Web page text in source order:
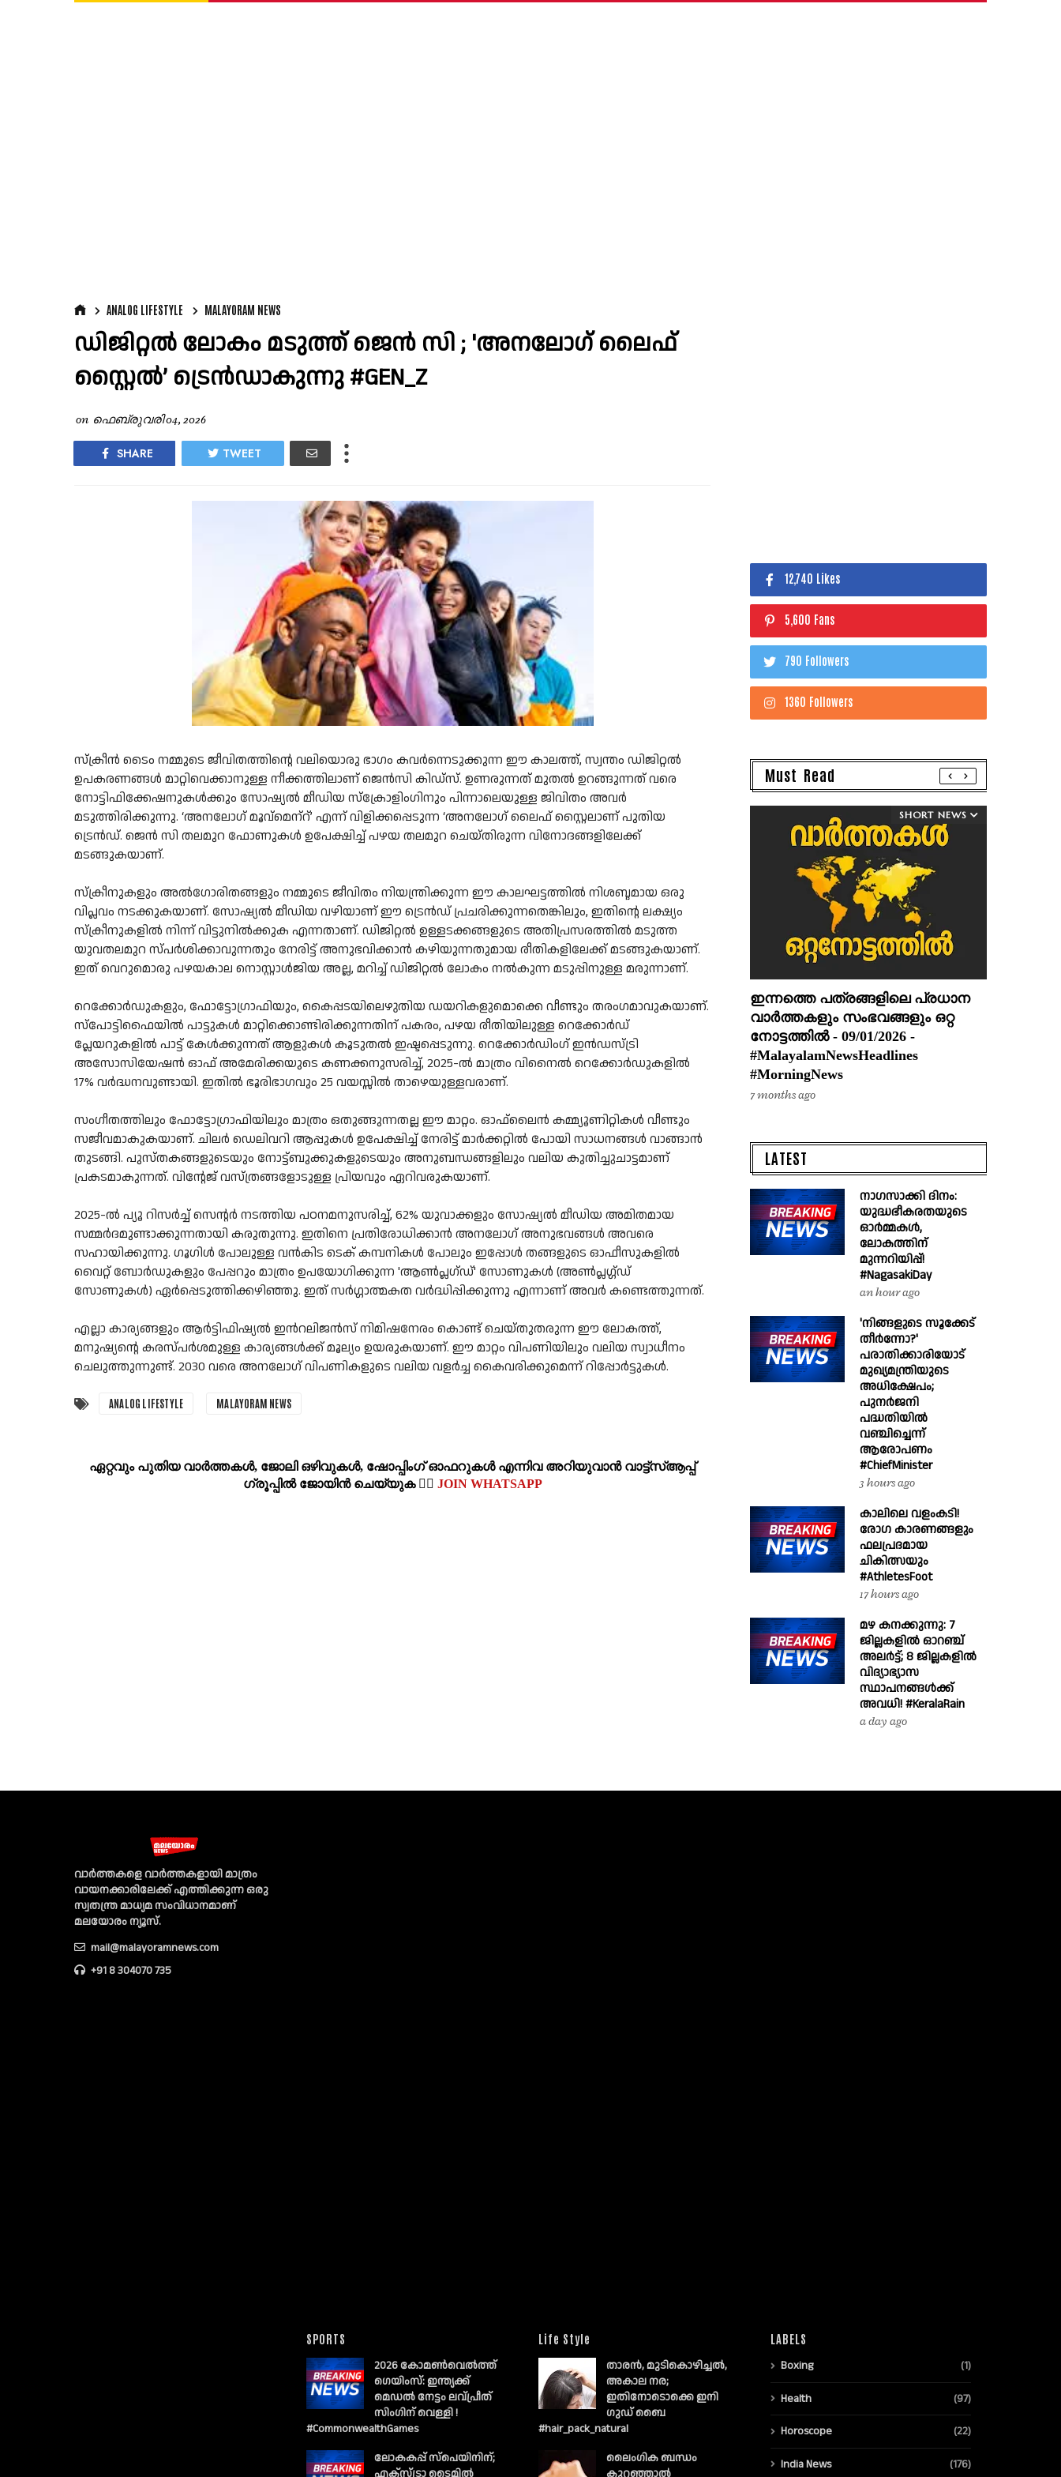
ANALOG LIFESTYLE MALAYORAM NEWS
ഡിജിറ്റൽ ലോകം മടുത്ത് ജെൻ സി ; 'അനലോഗ് ലൈഫ്
സ്റ്റൈല്‍’ ട്രെന്‍ഡാകുന്നു #GEN_Z
on ഫെബ്രുവരി 04, 2026
SHARE TWEET
സ്‌ക്രീൻ ടൈം നമ്മുടെ ജീവിതത്തിൻ്റെ വലിയൊരു ഭാഗം കവർന്നെടുക്കുന്ന ഈ കാലത്ത്, സ്വന്തം ഡിജിറ്റൽ
ഉപകരണങ്ങൾ മാറ്റിവെക്കാനുള്ള നീക്കത്തിലാണ് ജെൻസി കിഡ്‌സ്. ഉണരുന്നത് മുതൽ ഉറങ്ങുന്നത് വരെ
നോട്ടിഫിക്കേഷനുകൾക്കും സോഷ്യൽ മീഡിയ സ്ക്രോളിംഗിനും പിന്നാലെയുള്ള ജിവിതം അവർ
മടുത്തിരിക്കുന്നു. ‘അനലോഗ് മൂവ്‌മെന്‌റ്’ എന്ന് വിളിക്കപ്പെടുന്ന ‘അനലോഗ് ലൈഫ് സ്റ്റൈലാണ് പുതിയ
ട്രെൻഡ്. ജെൻ സി തലമുറ ഫോണുകൾ ഉപേക്ഷിച്ച് പഴയ തലമുറ ചെയ്തിരുന്ന വിനോദങ്ങളിലേക്ക്
മടങ്ങുകയാണ്.
സ്ക്രീനുകളും അൽഗോരിതങ്ങളും നമ്മുടെ ജീവിതം നിയന്ത്രിക്കുന്ന ഈ കാലഘട്ടത്തിൽ നിശബ്ദമായ ഒരു
വിപ്ലവം നടക്കുകയാണ്. സോഷ്യൽ മീഡിയ വഴിയാണ് ഈ ട്രെൻഡ് പ്രചരിക്കുന്നതെങ്കിലും, ഇതിൻ്റെ ലക്ഷ്യം
സ്ക്രീനുകളിൽ നിന്ന് വിട്ടുനിൽക്കുക എന്നതാണ്. ഡിജിറ്റൽ ഉള്ളടക്കങ്ങളുടെ അതിപ്രസരത്തിൽ മടുത്ത
യുവതലമുറ സ്പർശിക്കാവുന്നതും നേരിട്ട് അനുഭവിക്കാൻ കഴിയുന്നതുമായ രീതികളിലേക്ക് മടങ്ങുകയാണ്.
ഇത് വെറുമൊരു പഴയകാല നൊസ്റ്റാൾജിയ അല്ല, മറിച്ച് ഡിജിറ്റൽ ലോകം നൽകുന്ന മടുപ്പിനുള്ള മരുന്നാണ്.
റെക്കോർഡുകളും, ഫോട്ടോഗ്രാഫിയും, കൈപ്പടയിലെഴുതിയ ഡയറികളുമൊക്കെ വീണ്ടും തരംഗമാവുകയാണ്.
സ്‌പോട്ടിഫൈയിൽ പാട്ടുകൾ മാറ്റിക്കൊണ്ടിരിക്കുന്നതിന് പകരം, പഴയ രീതിയിലുള്ള റെക്കോർഡ്
പ്ലേയറുകളിൽ പാട്ട് കേൾക്കുന്നത് ആളുകൾ കൂടുതൽ ഇഷ്ടപ്പെടുന്നു. റെക്കോർഡിംഗ് ഇൻഡസ്ട്രി
അസോസിയേഷൻ ഓഫ് അമേരിക്കയുടെ കണക്കനുസരിച്ച്, 2025-ൽ മാത്രം വിനൈൽ റെക്കോർഡുകളിൽ
17% വർദ്ധനവുണ്ടായി. ഇതിൽ ഭൂരിഭാഗവും 25 വയസ്സിൽ താഴെയുള്ളവരാണ്.
സംഗീതത്തിലും ഫോട്ടോഗ്രാഫിയിലും മാത്രം ഒതുങ്ങുന്നതല്ല ഈ മാറ്റം. ഓഫ്‌ലൈൻ കമ്മ്യൂണിറ്റികൾ വീണ്ടും
സജീവമാകുകയാണ്. ചിലർ ഡെലിവറി ആപ്പുകൾ ഉപേക്ഷിച്ച് നേരിട്ട് മാർക്കറ്റിൽ പോയി സാധനങ്ങൾ വാങ്ങാൻ
തുടങ്ങി. പുസ്തകങ്ങളുടെയും നോട്ട്ബുക്കുകളുടെയും അനുബന്ധങ്ങളിലും വലിയ കുതിച്ചുചാട്ടമാണ്
പ്രകടമാകുന്നത്. വിൻ്റേജ് വസ്ത്രങ്ങളോടുള്ള പ്രിയവും ഏറിവരുകയാണ്.
2025-ൽ പ്യൂ റിസർച്ച് സെൻ്റർ നടത്തിയ പഠനമനുസരിച്ച്, 62% യുവാക്കളും സോഷ്യൽ മീഡിയ അമിതമായ
സമ്മർദമുണ്ടാക്കുന്നതായി കരുതുന്നു. ഇതിനെ പ്രതിരോധിക്കാൻ അനലോഗ് അനുഭവങ്ങൾ അവരെ
സഹായിക്കുന്നു. ഗൂഗിൾ പോലുള്ള വൻകിട ടെക് കമ്പനികൾ പോലും ഇപ്പോൾ തങ്ങളുടെ ഓഫീസുകളിൽ
വൈറ്റ് ബോർഡുകളും പേപ്പറും മാത്രം ഉപയോഗിക്കുന്ന 'ആൺപ്ലഗ്ഡ്' സോണുകൾ (അൺപ്ലഗ്ഗ്ഡ്
സോണുകൾ) ഏർപ്പെടുത്തിക്കഴിഞ്ഞു. ഇത് സർഗ്ഗാത്മകത വർദ്ധിപ്പിക്കുന്നു എന്നാണ് അവർ കണ്ടെത്തുന്നത്.
എല്ലാ കാര്യങ്ങളും ആർട്ടിഫിഷ്യൽ ഇൻറലിജൻസ് നിമിഷനേരം കൊണ്ട് ചെയ്തുതരുന്ന ഈ ലോകത്ത്,
മനുഷ്യൻ്റെ കരസ്പർശമുള്ള കാര്യങ്ങൾക്ക് മൂല്യം ഉയരുകയാണ്. ഈ മാറ്റം വിപണിയിലും വലിയ സ്വാധീനം
ചെലുത്തുന്നുണ്ട്. 2030 വരെ അനലോഗ് വിപണികളുടെ വലിയ വളർച്ച കൈവരിക്കുമെന്ന് റിപ്പോർട്ടുകൾ.
ANALOG LIFESTYLE MALAYORAM NEWS
ഏറ്റവും പുതിയ വാര്‍ത്തകള്‍, ജോലി ഒഴിവുകള്‍, ഷോപ്പിംഗ്‌ ഓഫറുകള്‍ എന്നിവ അറിയുവാന്‍ വാട്ട്സ്ആപ്പ്
ഗ്രൂപ്പില്‍ ജോയിന്‍ ചെയ്യുക 👉🏽 JOIN WHATSAPP
12,740 Likes
5,600 Fans
790 Followers
1360 Followers
Must Read
SHORT NEWS
ഇന്നത്തെ പത്രങ്ങളിലെ പ്രധാന
വാർത്തകളും സംഭവങ്ങളും ഒറ്റ
നോട്ടത്തിൽ - 09/01/2026 -
#MalayalamNewsHeadlines
#MorningNews
7 months ago
LATEST
നാഗസാക്കി ദിനം:
യുദ്ധഭീകരതയുടെ
ഓർമ്മകൾ,
ലോകത്തിന്
മുന്നറിയിപ്പ്!
#NagasakiDay
an hour ago
'നിങ്ങളുടെ സൂക്കേട്
തീർന്നോ?'
പരാതിക്കാരിയോട്
മുഖ്യമന്ത്രിയുടെ
അധിക്ഷേപം;
പുനർജനി
പദ്ധതിയിൽ
വഞ്ചിച്ചെന്ന്
ആരോപണം
#ChiefMinister
3 hours ago
കാലിലെ വളംകടി!
രോഗ കാരണങ്ങളും
ഫലപ്രദമായ
ചികിത്സയും
#AthletesFoot
17 hours ago
മഴ കനക്കുന്നു: 7
ജില്ലകളിൽ ഓറഞ്ച്
അലർട്ട്; 8 ജില്ലകളിൽ
വിദ്യാഭ്യാസ
സ്ഥാപനങ്ങൾക്ക്
അവധി! #KeralaRain
a day ago
വാര്‍ത്തകളെ വാര്‍ത്തകളായി മാത്രം
വായനക്കാരിലേക്ക് എത്തിക്കുന്ന ഒരു
സ്വതന്ത്ര മാധ്യമ സംവിധാനമാണ്
മലയോരം ന്യൂസ്‌.
mail@malayoramnews.com
+91 8 304070 735
SPORTS
2026 കോമൺവെൽത്ത്
ഗെയിംസ്: ഇന്ത്യക്ക്
മെഡൽ നേട്ടം ലവ്പ്രീത്
സിംഗിന് വെള്ളി !
#CommonwealthGames
ലോകകപ്പ് സ്പെയിനിന്;
എക്സ്ട്രാ ടൈമിൽ
Life Style
താരൻ, മുടികൊഴിച്ചൽ,
അകാല നര;
ഇതിനോടൊക്കെ ഇനി
ഗുഡ് ബൈ
#hair_pack_natural
ലൈംഗിക ബന്ധം
കുറഞ്ഞാല്‍
LABELS
Boxing (1)
Health (97)
Horoscope (22)
India News (176)